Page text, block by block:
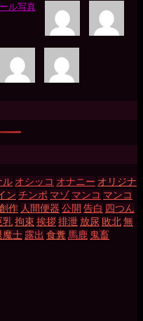
ル オシッコ オナニー オリジナ
ン チンポ マゾ マンコ マンコ
作 人間便器 公開 告白 四つん
乳拘束挨拶排泄 放尿 敗北無
魔士 露出 食糞 馬鹿 鬼畜